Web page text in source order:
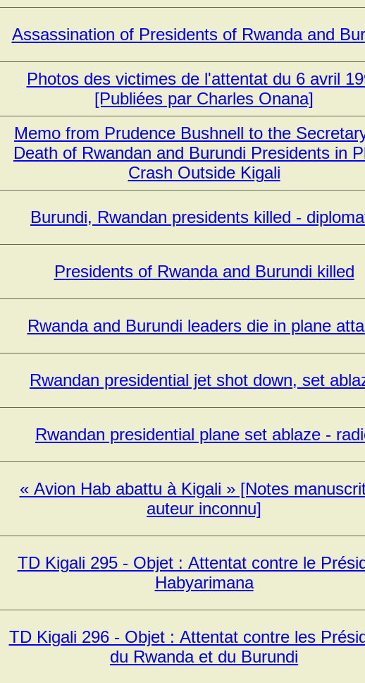
Assassination of Presidents of Rwanda and
Photos des victimes de l'attentat du 6 avril
[Publiées par Charles Onana]
Memo from Prudence Bushnell to the
Death of Rwandan and Burundi Presidents in
Crash Outside Kigali
Burundi, Rwandan presidents killed -
Presidents of Rwanda and Burundi killed
Rwanda and Burundi leaders die in plane
Rwandan presidential jet shot down, set
Rwandan presidential plane set ablaze -
« Avion Hab abattu à Kigali » [Notes
auteur inconnu]
TD Kigali 295 - Objet : Attentat contre le
Habyarimana
TD Kigali 296 - Objet : Attentat contre les
du Rwanda et du Burundi